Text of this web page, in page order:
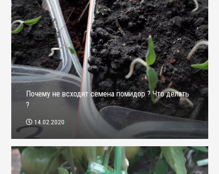
Почему не всходят семена помидор ? Что делать
?
14.02.2020